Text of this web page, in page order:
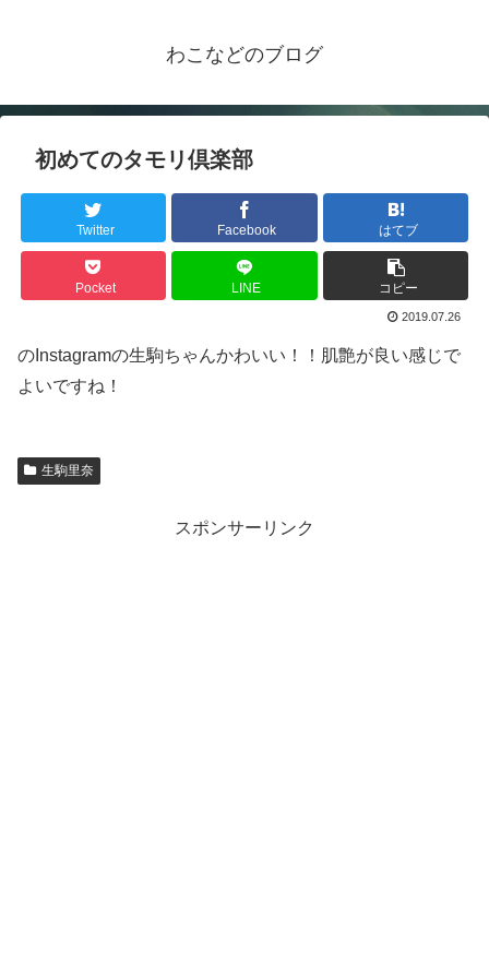
わこなどのブログ
初めてのタモリ倶楽部
Twitter Facebook はてブ
Pocket LINE コピー
2019.07.26
のInstagramの生駒ちゃんかわいい！！肌艶が良い感じで
よいですね！
生駒里奈
スポンサーリンク